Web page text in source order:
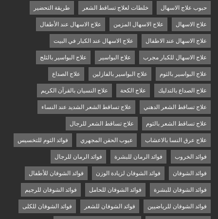
حبوب علاج الاسهال خلطات لعلاج تساقط الشعر طريقة التحضير
علاج الاسهال علاج الاسهال المزمن علاج الاسهال عند الأطفال
علاج الاسهال عند الاطفال علاج الاسهال عند الكبار في البيت
علاج الاسهال للكبار مجرب علاج البواسير علاج البواسير بالثلج
علاج البواسير بالثوم علاج البواسير بالفازلين علاج الصداع
علاج الصداع بالتدليك علاج الكحة علاج النسيان بالقرآن الكريم
علاج تساقط الشعر الدهني علاج تساقط الشعر الشديد عند النساء
علاج تساقط الشعر بالثوم علاج تساقط الشعر للرجال
علاج عرق النسا بالاعشاب عيوب الحقن المجهري فوائد الثوم للتخسيس
فوائد الخروب فوائد الرمان للبشرة فوائد الرمان للرجال
فوائد الشوفان فوائد الشوفان لزيادة الوزن فوائد الشوفان للأطفال
فوائد الشوفان للبشرة فوائد الشوفان للحامل فوائد الشوفان للرجيم
فوائد الشوفان للرياضيين فوائد الشوفان للشعر فوائد الشوفان للكلى